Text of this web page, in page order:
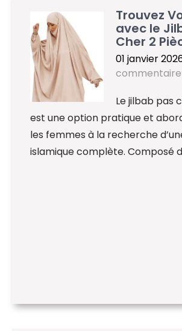
Trouvez
avec le
Cher 2
01 janvier
commentaire
Le jilbab pas
est une option pratique et
les femmes à la recherche
islamique complète. Composé